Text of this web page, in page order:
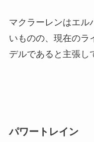
マクラーレンはエル
いものの、現在のラ
デルであると主張し
パワートレイン